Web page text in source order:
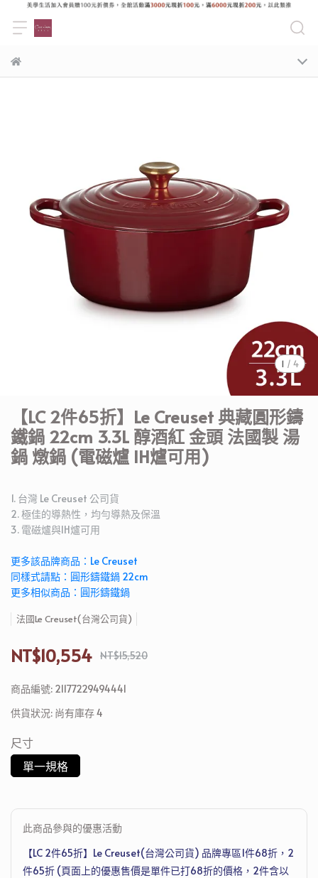
1 / 4
【LC 2件65折】Le Creuset 典藏圓形鑄
鐵鍋 22cm 3.3L 醇酒紅 金頭 法國製 湯
鍋 燉鍋 (電磁爐 IH爐可用)
1. 台灣 Le Creuset 公司貨
2. 極佳的導熱性，均勻導熱及保溫
3. 電磁爐與IH爐可用
更多該品牌商品：Le Creuset
同樣式請點：圓形鑄鐵鍋 22cm
更多相似商品：圓形鑄鐵鍋
法國Le Creuset(台灣公司貨)
NT$10,554 NT$15,520
商品編號: 21177229494441
供貨狀況: 尚有庫存 4
尺寸
單一規格
此商品參與的優惠活動
【LC 2件65折】Le Creuset(台灣公司貨) 品牌專區1件68折，2
件65折 (頁面上的優惠售價是單件已打68折的價格，2件含以